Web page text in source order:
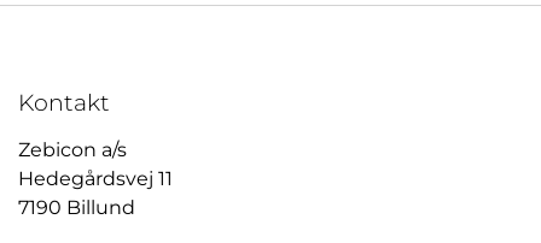
Kontakt
Zebicon a/s
Hedegårdsvej 11
7190 Billund